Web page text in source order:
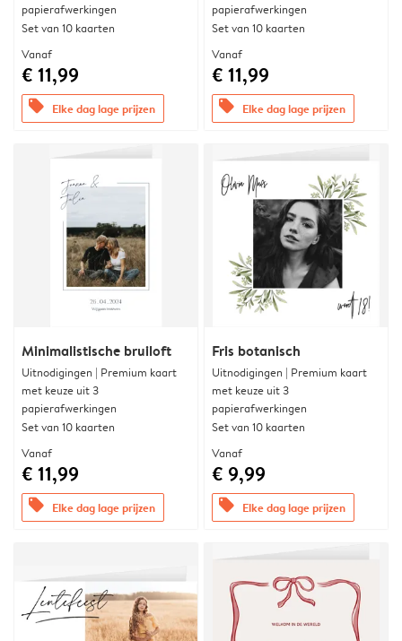
papierafwerkingen
Set van 10 kaarten
Vanaf
€ 11,99
offers Elke dag lage prijzen
papierafwerkingen
Set van 10 kaarten
Vanaf
€ 11,99
offers Elke dag lage prijzen
Minimalistische bruiloft
Uitnodigingen | Premium kaart
met keuze uit 3
papierafwerkingen
Set van 10 kaarten
Vanaf
€ 11,99
offers Elke dag lage prijzen
Fris botanisch
Uitnodigingen | Premium kaart
met keuze uit 3
papierafwerkingen
Set van 10 kaarten
Vanaf
€ 9,99
offers Elke dag lage prijzen